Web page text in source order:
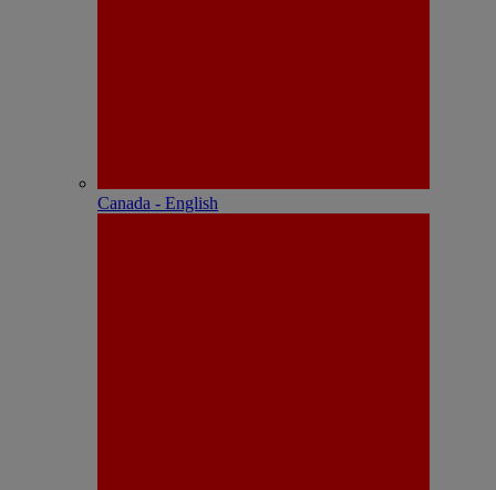
Canada - English